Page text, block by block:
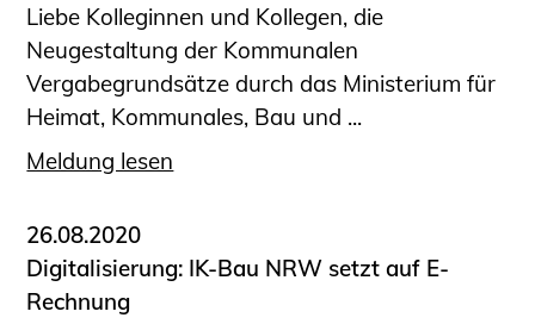
Liebe Kolleginnen und Kollegen, die
Neugestaltung der Kommunalen
Vergabegrundsätze durch das Ministerium für
Heimat, Kommunales, Bau und ...
Meldung lesen
26.08.2020
Digitalisierung: IK-Bau NRW setzt auf E-
Rechnung